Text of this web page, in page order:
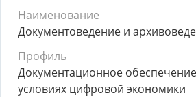
Наименование
Документоведение и
Профиль
Документационное
условиях цифровой экономики